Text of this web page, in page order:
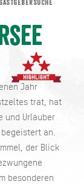
Jahr
trat, hat
und Urlauber
an.
der Blick
besonderen
GASTGEBERSUCHE